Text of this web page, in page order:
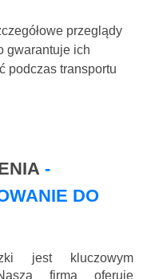
przeglądy
gwarantuje ich
podczas transportu
-
DO
jest kluczowym
firma oferuje